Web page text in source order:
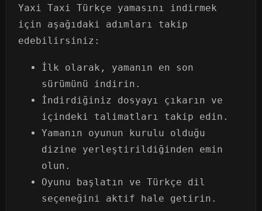
Yaxi Taxi Türkçe yamasını indirmek
için aşağıdaki adımları takip
edebilirsiniz:
İlk olarak, yamanın en son
sürümünü indirin.
İndirdiğiniz dosyayı çıkarın ve
içindeki talimatları takip edin.
Yamanın oyunun kurulu olduğu
dizine yerleştirildiğinden emin
olun.
Oyunu başlatın ve Türkçe dil
seçeneğini aktif hale getirin.